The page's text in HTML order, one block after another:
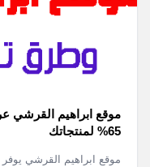
موقع ابراهيم
65% لمنتجاتك
موقع ابراهيم القرشي